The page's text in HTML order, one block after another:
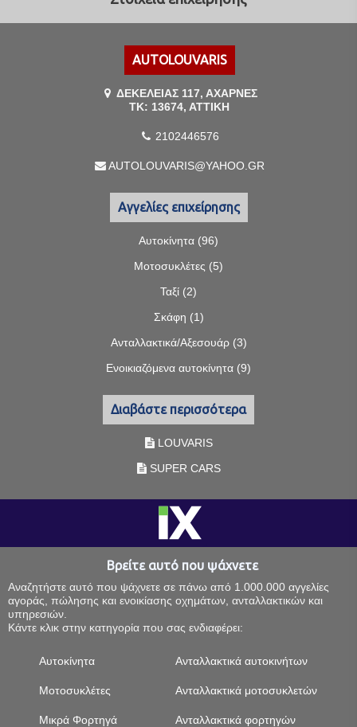
AUTOLOUVARIS
ΔΕΚΕΛΕΙΑΣ 117, ΑΧΑΡΝΕΣ
ΤΚ: 13674, ΑΤΤΙΚΗ
2102446576
AUTOLOUVARIS@YAHOO.GR
Αγγελίες επιχείρησης
Αυτοκίνητα (96)
Μοτοσυκλέτες (5)
Ταξί (2)
Σκάφη (1)
Ανταλλακτικά/Αξεσουάρ (3)
Ενοικιαζόμενα αυτοκίνητα (9)
Διαβάστε περισσότερα
LOUVARIS
SUPER CARS
Βρείτε αυτό που ψάχνετε
Αναζητήστε αυτό που ψάχνετε σε πάνω από 1.000.000 αγγελίες
αγοράς, πώλησης και ενοικίασης οχημάτων, ανταλλακτικών και
υπηρεσιών.
Κάντε κλικ στην κατηγορία που σας ενδιαφέρει:
Αυτοκίνητα
Μοτοσυκλέτες
Μικρά Φορτηγά
Ανταλλακτικά αυτοκινήτων
Ανταλλακτικά μοτοσυκλετών
Ανταλλακτικά φορτηγών